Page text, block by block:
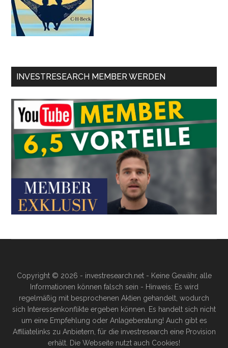
INVESTRESEARCH MEMBER WERDEN
Copyright © 2026 - investresearch.net - Keine Gewähr, alle
Informationen können falsch sein - Hinweis: Es wird
regelmäßig mit besprochenen Aktien gehandelt, wodurch
sich Interessenkonflikte ergeben können. Es handelt sich nicht
um eine Empfehlung oder Anlageberatung! Auch gibt es
Affiliatelinks zu Anbietern, für die investresearch eine Provision
erhält. Die Webseite nutzt auch Cookies!